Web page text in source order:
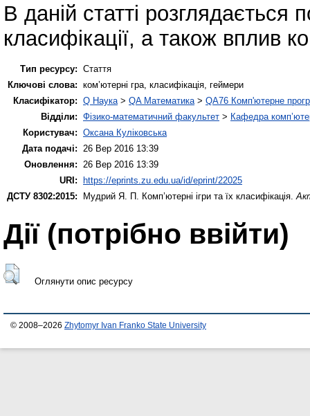
В даній статті розглядається
класифікації, а також вплив
Тип ресурсу: Стаття
Ключові слова: ком’ютерні гра, класифікація, геймери
Класифікатор: Q Наука > QA Математика > QA76 Комп'ютерне
Відділи: Фізико-математичний факультет > Кафедра
Користувач: Оксана Куліковська
Дата подачі:
26 Вер 2016 13:39
Оновлення:
26 Вер 2016 13:39
URI: https://eprints.zu.edu.ua/id/eprint/22025
ДСТУ 8302:2015:
Мудрий Я. П. Комп’ютерні ігри та їх класифікація.
Дії ​​(потрібно ввійти)
Оглянути опис ресурсу
© 2008–2026 Zhytomyr Ivan Franko State University